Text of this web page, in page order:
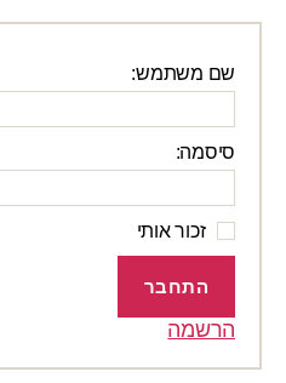
שם משתמש:
סיסמה:
זכור אותי
התחבר
הרשמה